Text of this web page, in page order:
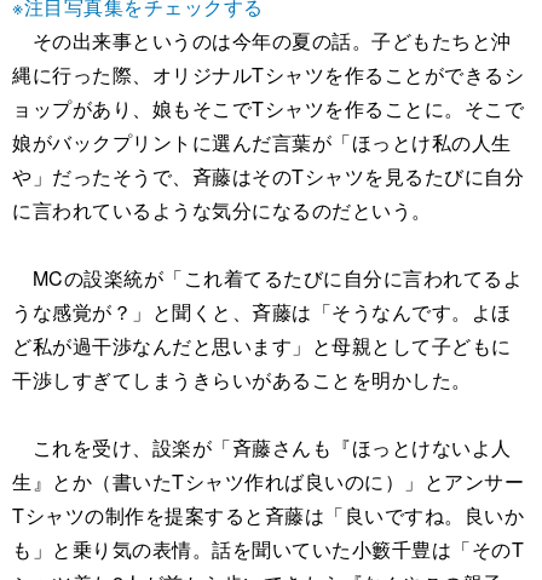
※注目写真集をチェックする
その出来事というのは今年の夏の話。子どもたちと沖
縄に行った際、オリジナルTシャツを作ることができるシ
ョップがあり、娘もそこでTシャツを作ることに。そこで
娘がバックプリントに選んだ言葉が「ほっとけ私の人生
や」だったそうで、斉藤はそのTシャツを見るたびに自分
に言われているような気分になるのだという。
MCの設楽統が「これ着てるたびに自分に言われてるよ
うな感覚が？」と聞くと、斉藤は「そうなんです。よほ
ど私が過干渉なんだと思います」と母親として子どもに
干渉しすぎてしまうきらいがあることを明かした。
これを受け、設楽が「斉藤さんも『ほっとけないよ人
生』とか（書いたTシャツ作れば良いのに）」とアンサー
Tシャツの制作を提案すると斉藤は「良いですね。良いか
も」と乗り気の表情。話を聞いていた小籔千豊は「そのT